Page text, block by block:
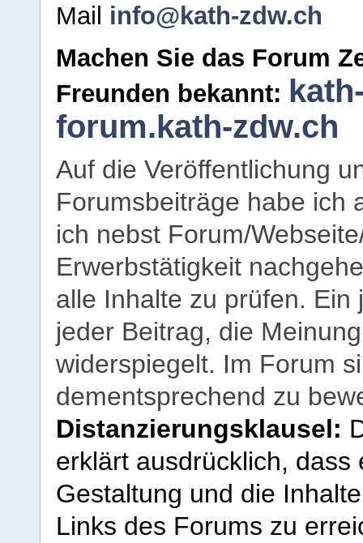
Mail info@kath-zdw.ch
Machen Sie das Forum
Freunden bekannt:
forum.kath-zdw.ch
Auf die Veröffentlichung
Forumsbeiträge habe ich
ich nebst Forum/
Erwerbstätigkeit
alle Inhalte zu prüfen.
jeder Beitrag, die
widerspiegelt. Im Forum
dementsprechend zu
Distanzierungsklausel:
erklärt ausdrücklich,
Gestaltung und die
Links des Forums zu